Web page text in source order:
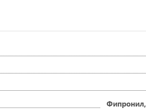
Фипронил,